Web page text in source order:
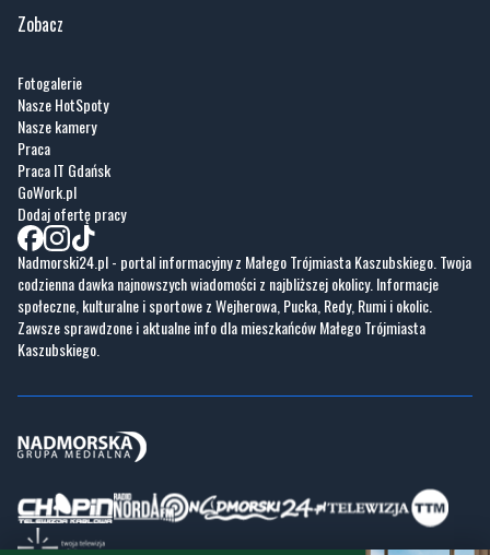
Zobacz
Fotogalerie
Nasze HotSpoty
Nasze kamery
Praca
Praca IT Gdańsk
GoWork.pl
Dodaj ofertę pracy
Nadmorski24.pl - portal informacyjny z Małego Trójmiasta Kaszubskiego. Twoja
codzienna dawka najnowszych wiadomości z najbliższej okolicy. Informacje
społeczne, kulturalne i sportowe z Wejherowa, Pucka, Redy, Rumi i okolic.
Zawsze sprawdzone i aktualne info dla mieszkańców Małego Trójmiasta
Kaszubskiego.